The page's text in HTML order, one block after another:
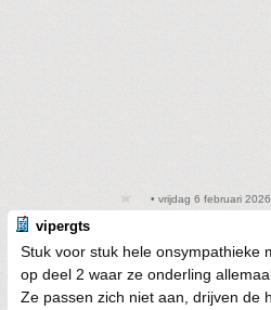
• vrijdag 6 februari
vipergts
Stuk voor stuk hele onsympathieke
op deel 2 waar ze onderling
Ze passen zich niet aan, drijven de